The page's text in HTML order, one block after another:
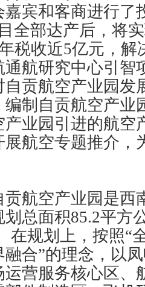
嘉宾和客商进行了
全部达产后，将
税收近5亿元，解
航研究中心引智
贡航空产业园发
制自贡航空产业
业园引进的航空
航空专题推介，
航空产业园是西
总面积85.2平方
在规划上，按照“
合”的理念，以
营服务核心区、